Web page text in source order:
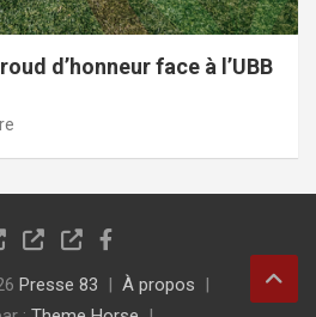
d’honneur face à l’UBB
Presse 83
À propos